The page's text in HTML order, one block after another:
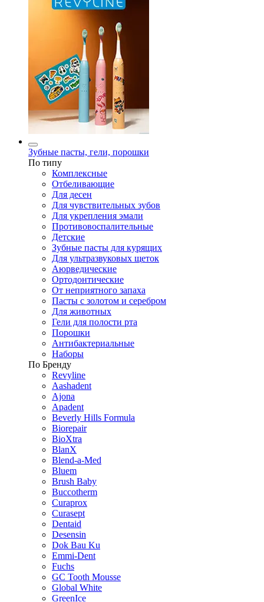
Зубные пасты, гели, порошки
По типу
Комплексные
Отбеливающие
Для десен
Для чувствительных зубов
Для укрепления эмали
Противовоспалительные
Детские
Зубные пасты для курящих
Для ультразвуковых щеток
Аюрведические
Ортодонтические
От неприятного запаха
Пасты с золотом и серебром
Для животных
Гели для полости рта
Порошки
Антибактериальные
Наборы
По Бренду
Revyline
Aashadent
Ajona
Apadent
Beverly Hills Formula
Biorepair
BioXtra
BlanX
Blend-a-Med
Bluem
Brush Baby
Buccotherm
Curaprox
Curasept
Dentaid
Desensin
Dok Bau Ku
Emmi-Dent
Fuchs
GC Tooth Mousse
Global White
GreenIce